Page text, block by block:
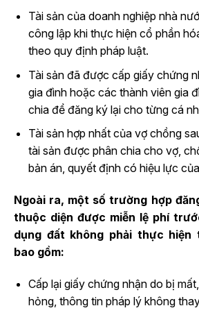
Tài sản của doanh nghiệp nhà
công lập khi thực hiện cổ phần
theo quy định pháp luật.
Tài sản đã được cấp giấy chứng
gia đình hoặc các thành viên gia
chia để đăng ký lại cho từng cá
Tài sản hợp nhất của vợ chồng
tài sản được phân chia cho vợ,
bản án, quyết định có hiệu lực
Ngoài ra, một số trường hợp
thuộc diện được miễn lệ phí
dụng đất không phải thực hiện
bao gồm:
Cấp lại giấy chứng nhận do bị
hỏng, thông tin pháp lý không